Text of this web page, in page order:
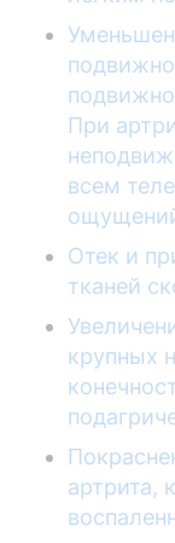
При
всем
Отек и
тканей
крупных
артрита,